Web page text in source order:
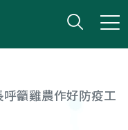
打開
小版
籲雞農作好防疫工